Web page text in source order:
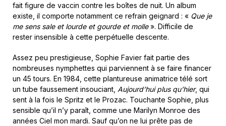
fait figure de vaccin contre les boîtes de nuit. Un album
existe, il comporte notamment ce refrain geignard : « Que je
me sens sale et lourde et gourde et molle». Difficile de
rester insensible à cette perpétuelle descente.
Assez peu prestigieuse, Sophie Favier fait partie des
nombreuses nymphettes qui parviennent à se faire financer
un 45 tours. En 1984, cette plantureuse animatrice télé sort
un tube faussement insouciant, Aujourd’hui plus qu’hier, qui
sent à la fois le Spritz et le Prozac. Touchante Sophie, plus
sensible qu’il n’y paraît, comme une Marilyn Monroe des
années Ciel mon mardi. Sauf qu’on ne lui prête pas de